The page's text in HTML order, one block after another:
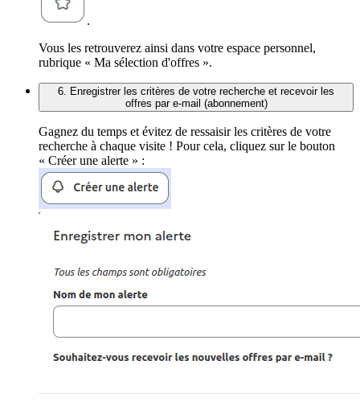
.
Vous les retrouverez ainsi dans votre espace personnel,
rubrique « Ma sélection d'offres ».
6. Enregistrer les critères de votre recherche et recevoir les
offres par e-mail (abonnement)
Gagnez du temps et évitez de ressaisir les critères de votre
recherche à chaque visite ! Pour cela, cliquez sur le bouton
« Créer une alerte » :